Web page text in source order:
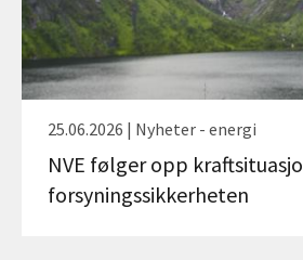
25.06.2026 | Nyheter - energi
NVE følger opp
forsyningssikkerheten